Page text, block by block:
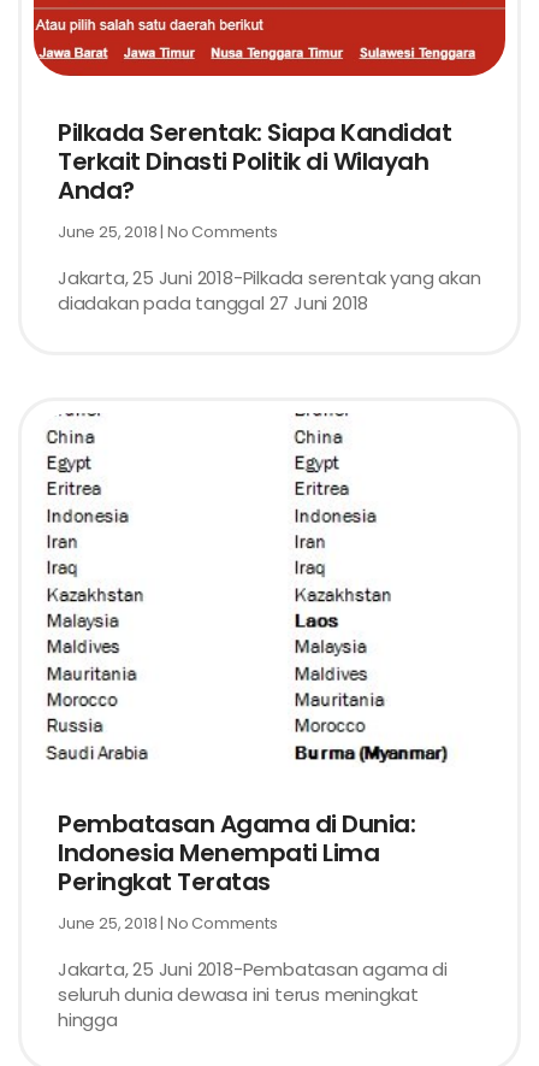
Pilkada Serentak: Siapa Kandidat
Terkait Dinasti Politik di Wilayah
Anda?
June 25, 2018 No Comments
Jakarta, 25 Juni 2018-Pilkada serentak yang akan
diadakan pada tanggal 27 Juni 2018
Pembatasan Agama di Dunia:
Indonesia Menempati Lima
Peringkat Teratas
June 25, 2018 No Comments
Jakarta, 25 Juni 2018-Pembatasan agama di
seluruh dunia dewasa ini terus meningkat
hingga